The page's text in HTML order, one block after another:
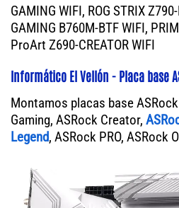
GAMING WIFI, ROG STRIX
GAMING B760M-BTF WIFI,
ProArt Z690-CREATOR WIFI
Informático El Vellón - Placa base
Montamos placas base
Gaming, ASRock Creator,
Legend, ASRock PRO, ASRock